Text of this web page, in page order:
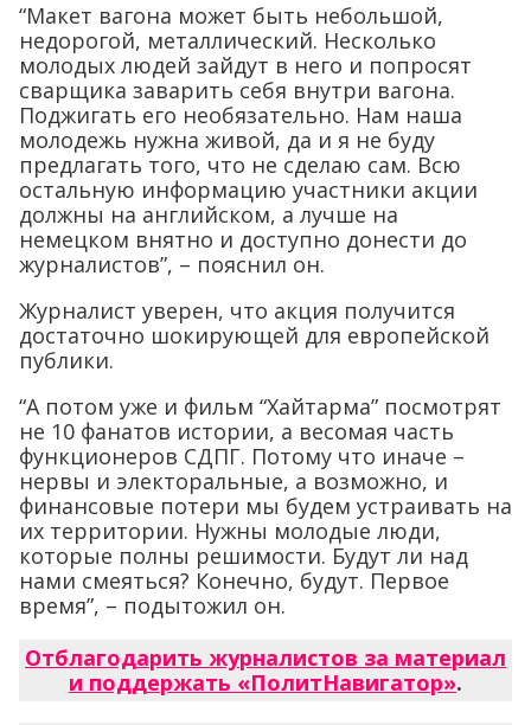
“Макет вагона может быть небольшой,
недорогой, металлический. Несколько
молодых людей зайдут в него и попросят
сварщика заварить себя внутри вагона.
Поджигать его необязательно. Нам наша
молодежь нужна живой, да и я не буду
предлагать того, что не сделаю сам. Всю
остальную информацию участники акции
должны на английском, а лучше на
немецком внятно и доступно донести до
журналистов”, – пояснил он.
Журналист уверен, что акция получится
достаточно шокирующей для европейской
публики.
“А потом уже и фильм “Хайтарма” посмотрят
не 10 фанатов истории, а весомая часть
функционеров СДПГ. Потому что иначе –
нервы и электоральные, а возможно, и
финансовые потери мы будем устраивать на
их территории. Нужны молодые люди,
которые полны решимости. Будут ли над
нами смеяться? Конечно, будут. Первое
время”, – подытожил он.
Отблагодарить журналистов за материал
и поддержать «ПолитНавигатор».